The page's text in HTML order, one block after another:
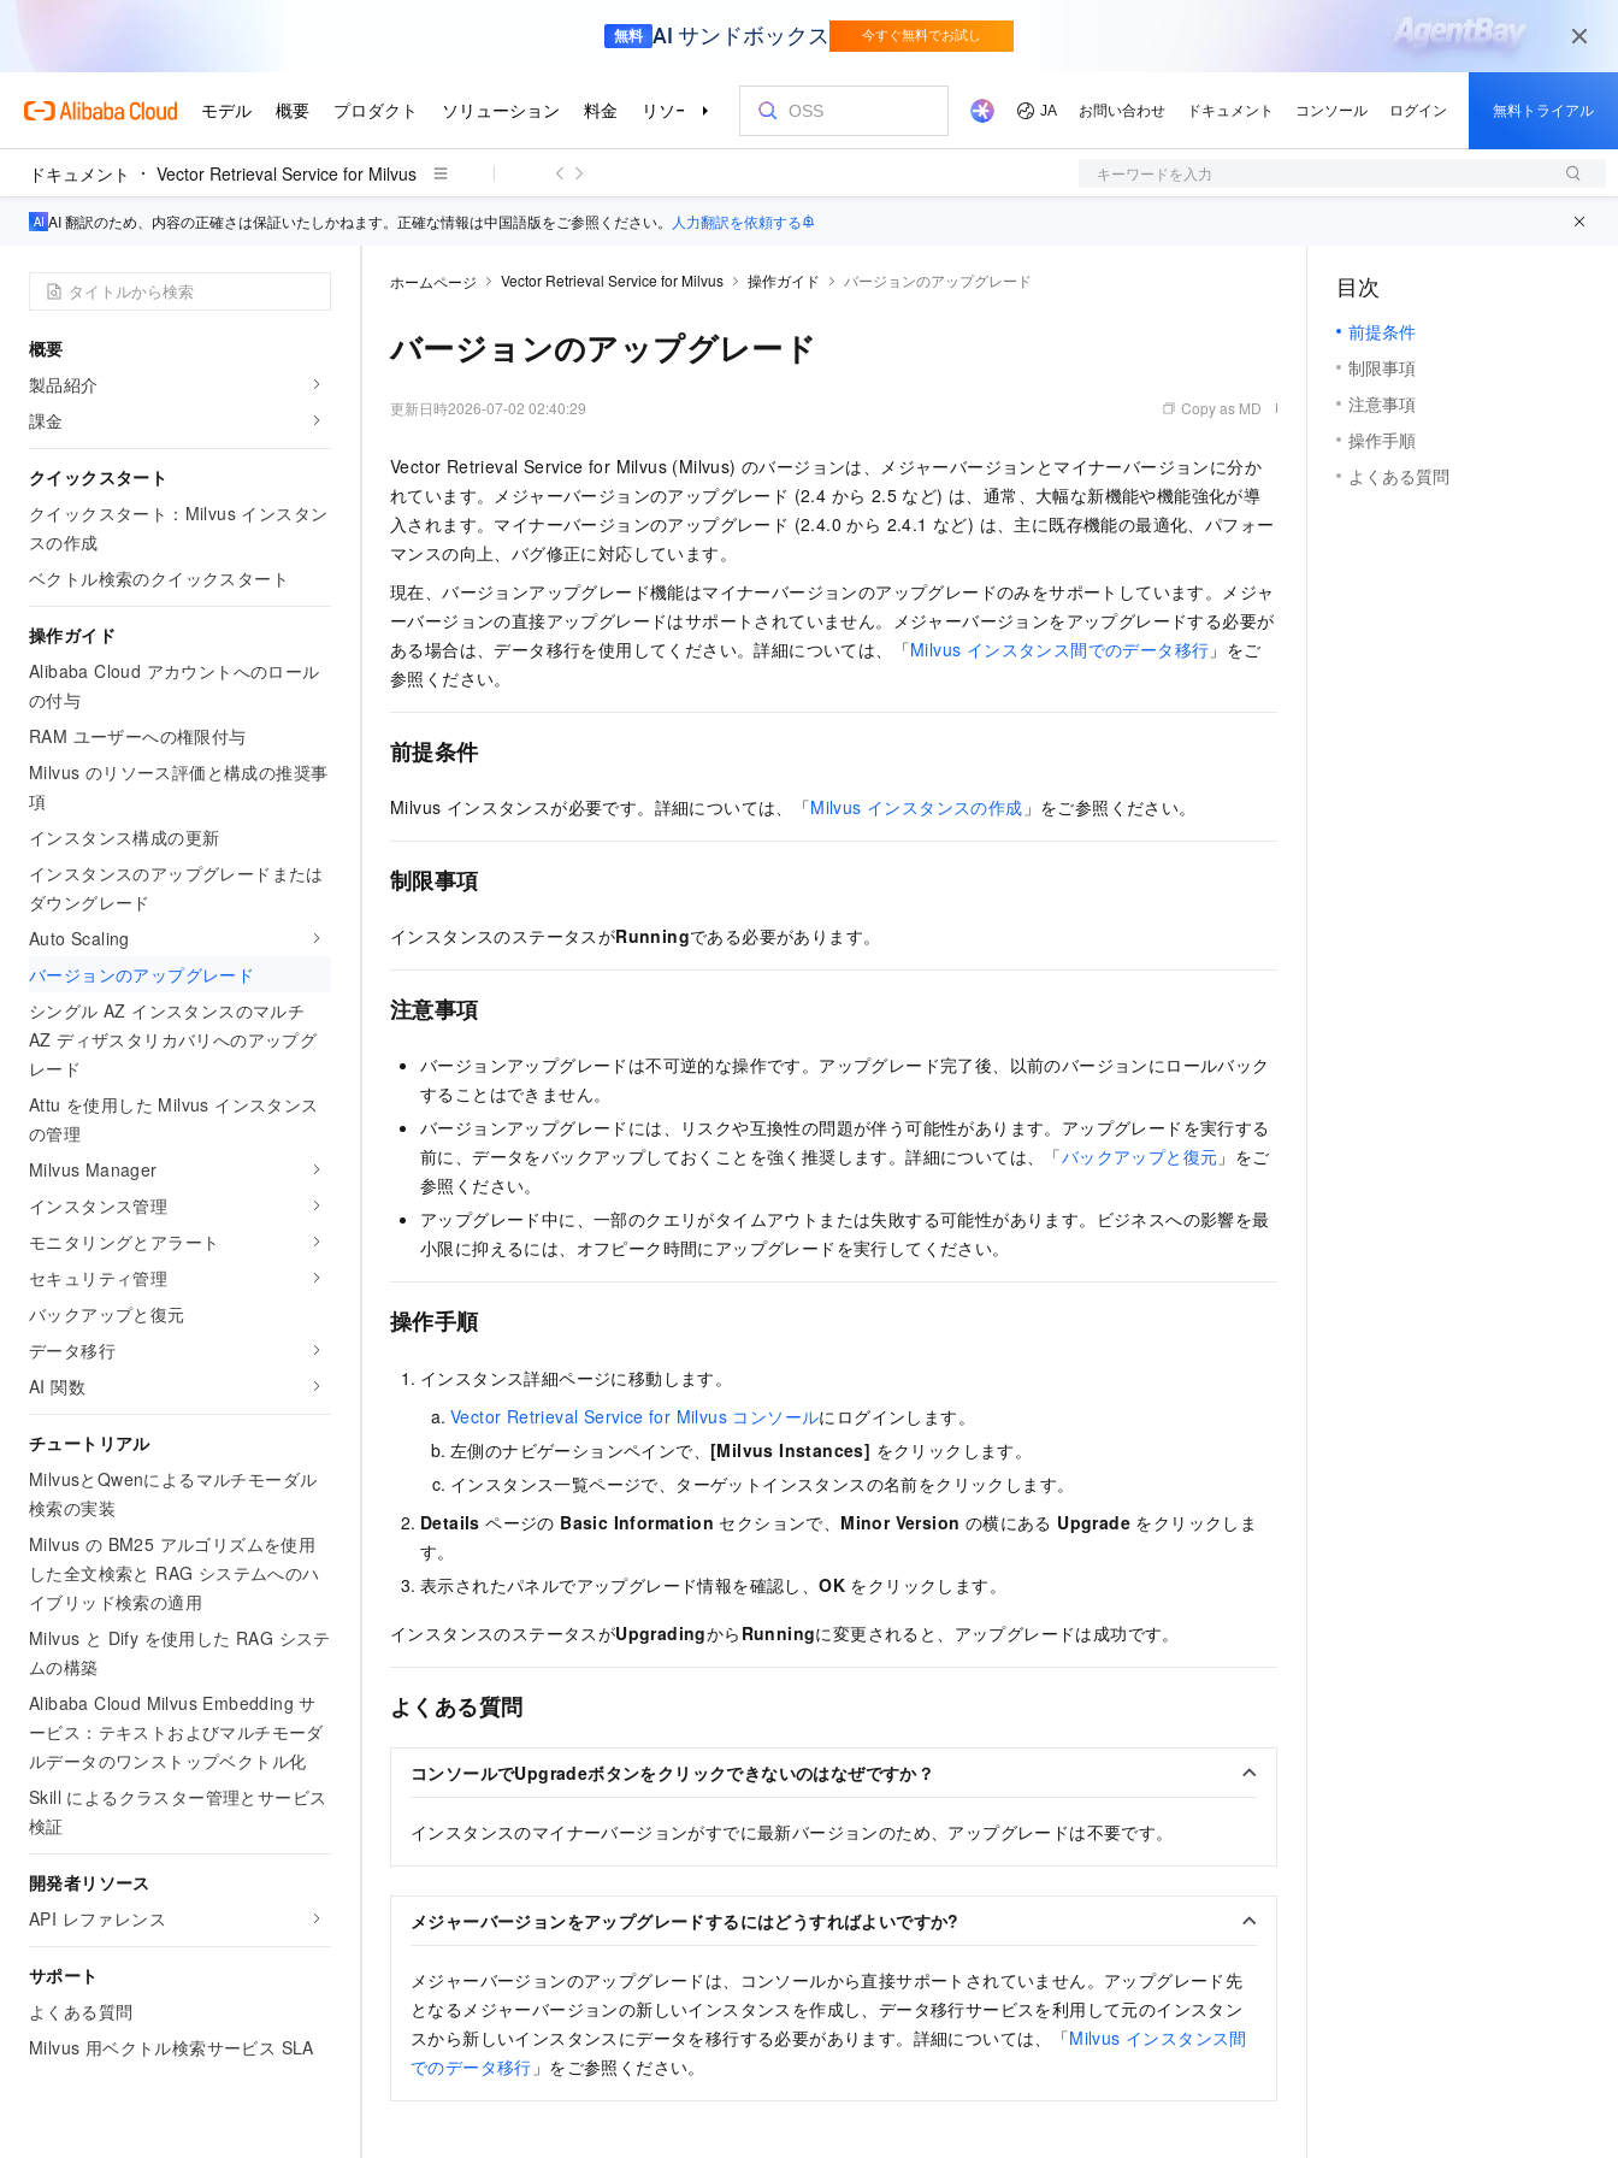
ドキュメント Vector Retrieval Service for Milvus キーワードを入力
AI 翻訳のため、内容の正確さは保証いたしかねます。正確な情報は中国語版をご参照ください。 人力翻訳を依頼する
概要
製品紹介
課金
クイックスタート
クイックスタート：Milvus インスタン
スの作成
ベクトル検索のクイックスタート
操作ガイド
Alibaba Cloud アカウントへのロール
の付与
RAM ユーザーへの権限付与
Milvus のリソース評価と構成の推奨事
項
インスタンス構成の更新
インスタンスのアップグレードまたは
ダウングレード
Auto Scaling
バージョンのアップグレード
シングル AZ インスタンスのマルチ
AZ ディザスタリカバリへのアップグ
レード
Attu を使用した Milvus インスタンス
の管理
Milvus Manager
インスタンス管理
モニタリングとアラート
セキュリティ管理
バックアップと復元
データ移行
AI 関数
チュートリアル
MilvusとQwenによるマルチモーダル
検索の実装
Milvus の BM25 アルゴリズムを使用
した全文検索と RAG システムへのハ
イブリッド検索の適用
Milvus と Dify を使用した RAG システ
ムの構築
Alibaba Cloud Milvus Embedding サ
ービス：テキストおよびマルチモーダ
ルデータのワンストップベクトル化
Skill によるクラスター管理とサービス
検証
開発者リソース
API レファレンス
サポート
よくある質問
Milvus 用ベクトル検索サービス SLA
ホームページ Vector Retrieval Service for Milvus 操作ガイド バージョンのアップグレード
バージョンのアップグレード
更新日時2026-07-02 02:40:29 Copy as MD
Vector Retrieval Service for Milvus (Milvus) のバージョンは、メジャーバージョンとマイナーバージョンに分か
れています。メジャーバージョンのアップグレード (2.4 から 2.5 など) は、通常、大幅な新機能や機能強化が導
入されます。マイナーバージョンのアップグレード (2.4.0 から 2.4.1 など) は、主に既存機能の最適化、パフォー
マンスの向上、バグ修正に対応しています。
現在、バージョンアップグレード機能はマイナーバージョンのアップグレードのみをサポートしています。メジャ
ーバージョンの直接アップグレードはサポートされていません。メジャーバージョンをアップグレードする必要が
ある場合は、データ移行を使用してください。詳細については、「Milvus インスタンス間でのデータ移行 」をご
参照ください。
前提条件
Milvus インスタンスが必要です。詳細については、「Milvus インスタンスの作成 」をご参照ください。
制限事項
インスタンスのステータスがRunningである必要があります。
注意事項
バージョンアップグレードは不可逆的な操作です。アップグレード完了後、以前のバージョンにロールバック
することはできません。
バージョンアップグレードには、リスクや互換性の問題が伴う可能性があります。アップグレードを実行する
前に、データをバックアップしておくことを強く推奨します。詳細については、「バックアップと復元 」をご
参照ください。
アップグレード中に、一部のクエリがタイムアウトまたは失敗する可能性があります。ビジネスへの影響を最
小限に抑えるには、オフピーク時間にアップグレードを実行してください。
操作手順
インスタンス詳細ページに移動します。
Vector Retrieval Service for Milvus コンソールにログインします。
左側のナビゲーションペインで、 [Milvus Instances] をクリックします。
インスタンス一覧ページで、ターゲットインスタンスの名前をクリックします。
Details ページの Basic Information セクションで、 Minor Version の横にある Upgrade をクリックしま
す。
表示されたパネルでアップグレード情報を確認し、OK をクリックします。
インスタンスのステータスがUpgradingから Runningに変更されると、アップグレードは成功です。
よくある質問
コンソールでUpgradeボタンをクリックできないのはなぜですか？
インスタンスのマイナーバージョンがすでに最新バージョンのため、アップグレードは不要です。
メジャーバージョンをアップグレードするにはどうすればよいですか?
メジャーバージョンのアップグレードは、コンソールから直接サポートされていません。アップグレード先
となるメジャーバージョンの新しいインスタンスを作成し、データ移行サービスを利用して元のインスタン
スから新しいインスタンスにデータを移行する必要があります。詳細については、「Milvus インスタンス間
でのデータ移行 」をご参照ください。
目次
前提条件
制限事項
注意事項
操作手順
よくある質問